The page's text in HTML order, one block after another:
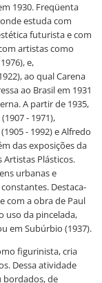
1930. Freqüenta
estuda com
futurista e com
artistas como
e,
ao qual Carena
ao Brasil em 1931
A partir de 1935,
- 1971),
- 1992) e Alfredo
das exposições da
Artistas Plásticos.
urbanas e
Destaca-
com a obra de Paul
uso da pincelada,
em Subúrbio (1937).
figurinista, cria
Dessa atividade
bordados, de